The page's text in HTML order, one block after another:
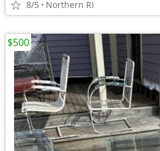
8/5 Northern RI
$500